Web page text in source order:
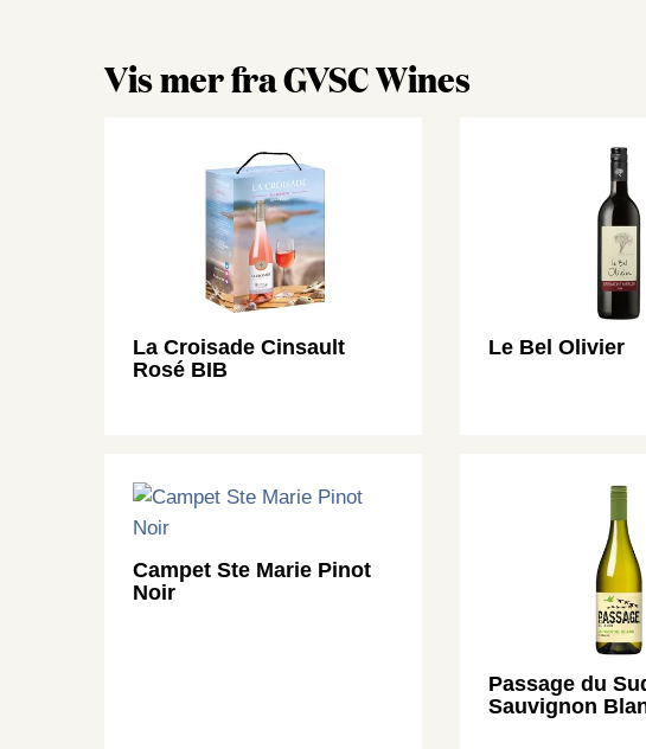
Vis mer fra GVSC Wines
La Croisade Cinsault
Rosé BIB
Le Bel Olivier
Campet Ste Marie Pinot
Noir
Passage du
Sauvignon